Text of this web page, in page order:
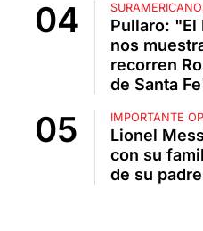
Pullaro: "El
nos
recorren
de Santa
IMPORTANTE
Lionel
con su
de su padre